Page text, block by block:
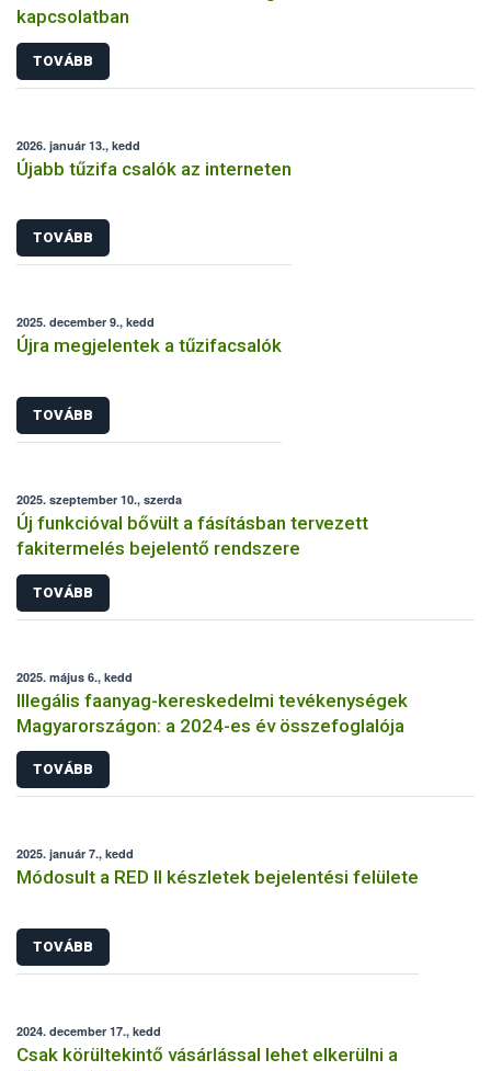
kapcsolatban
TOVÁBB
2026. január 13., kedd
Újabb tűzifa csalók az interneten
TOVÁBB
2025. december 9., kedd
Újra megjelentek a tűzifacsalók
TOVÁBB
2025. szeptember 10., szerda
Új funkcióval bővült a fásításban tervezett
fakitermelés bejelentő rendszere
TOVÁBB
2025. május 6., kedd
Illegális faanyag-kereskedelmi tevékenységek
Magyarországon: a 2024-es év összefoglalója
TOVÁBB
2025. január 7., kedd
Módosult a RED II készletek bejelentési felülete
TOVÁBB
2024. december 17., kedd
Csak körültekintő vásárlással lehet elkerülni a